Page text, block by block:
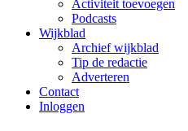
Activiteit toevoegen
Podcasts
Wijkblad
Archief wijkblad
Tip de redactie
Adverteren
Contact
Inloggen